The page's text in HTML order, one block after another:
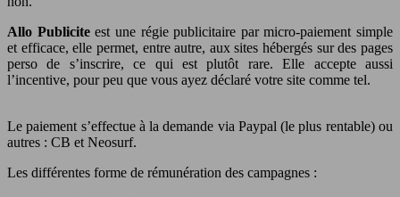
Allo Publiciteest une régie publicitaire par micro-paiement simple
et efficace, elle permet, entre autre, aux sites hébergés sur des pages
perso de s’inscrire, ce qui est plutôt rare. Elle accepte aussi
l’incentive, pour peu que vous ayez déclaré votre site comme tel.
Le paiement s’effectue à la demande via Paypal (le plus rentable) ou
autres : CB et Neosurf.
Les différentes forme de rémunération des campagnes :